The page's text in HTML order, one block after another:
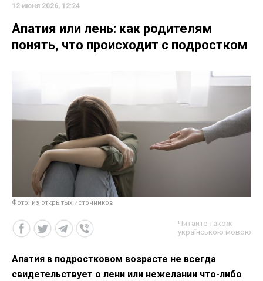
12 июня 2026, 12:24
Апатия или лень: как родителям
понять, что происходит с подростком
Фото: из открытых источников
Читайте також
українською мовою
Апатия в подростковом возрасте не всегда
свидетельствует о лени или нежелании что-либо